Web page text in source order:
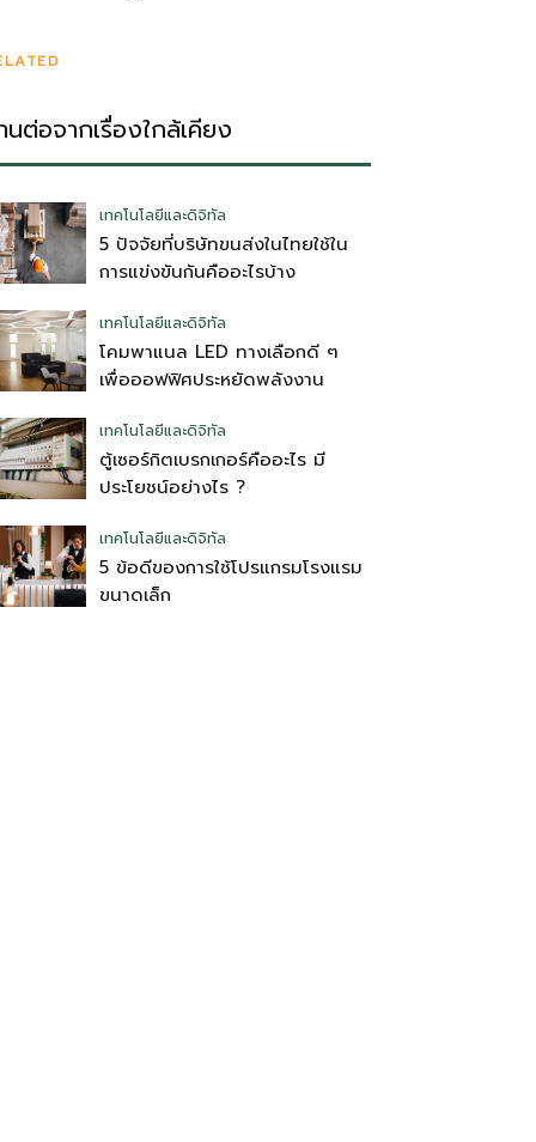
นต่อจากเรื่องใกล้เคียง
เทคโนโลยีและดิจิทัล
5 ปัจจัยที่บริษัทขนส่งในไทยใช้ใน
การแข่งขันกันคืออะไรบ้าง
เทคโนโลยีและดิจิทัล
โคมพาแนล LED ทางเลือกดี ๆ
เพื่อออฟฟิศประหยัดพลังงาน
เทคโนโลยีและดิจิทัล
ตู้เซอร์กิตเบรกเกอร์คืออะไร มี
ประโยชน์อย่างไร ?
เทคโนโลยีและดิจิทัล
5 ข้อดีของการใช้โปรแกรมโรงแรม
ขนาดเล็ก